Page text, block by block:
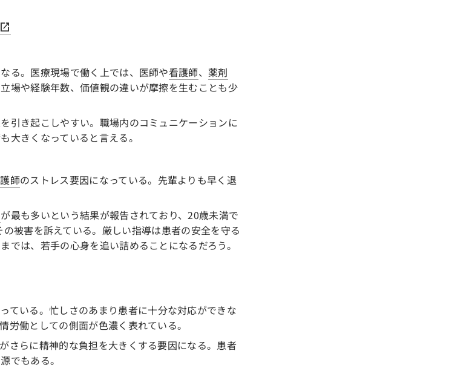
る。医療現場で働く上では、医師や看護師、 薬剤
場や経験年数、価値観の違いが摩擦を生むことも少
引き起こしやすい。職場内のコミュニケーションに
大きくなっていると言える。
師のストレス要因になっている。先輩よりも早く退
が最も多いという結果が報告されており、20歳未満で
被害を訴えている。厳しい指導は患者の安全を守る
では、若手の心身を追い詰めることになるだろう。
ている。忙しさのあまり患者に十分な対応ができな
働としての側面が色濃く表れている。
さらに精神的な負担を大きくする要因になる。患者
でもある。